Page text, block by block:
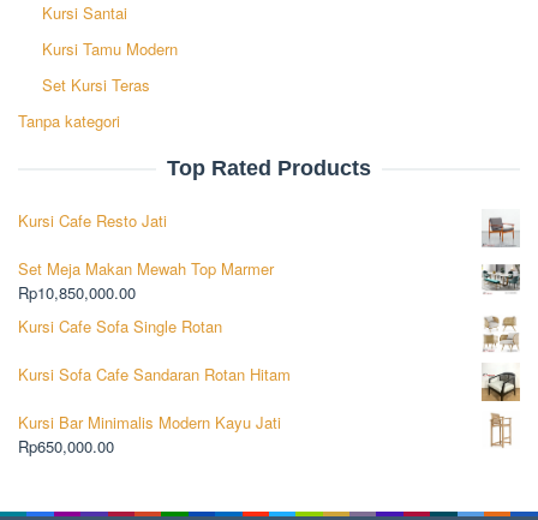
Kursi Santai
Kursi Tamu Modern
Set Kursi Teras
Tanpa kategori
Top Rated Products
Kursi Cafe Resto Jati
Set Meja Makan Mewah Top Marmer
Rp10,850,000.00
Kursi Cafe Sofa Single Rotan
Kursi Sofa Cafe Sandaran Rotan Hitam
Kursi Bar Minimalis Modern Kayu Jati
Rp650,000.00